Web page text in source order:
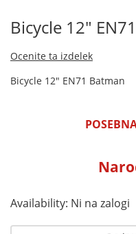
Bicycle 12"
Ocenite ta izdelek
Bicycle 12" EN71 Batman
Availability: Ni na zalogi